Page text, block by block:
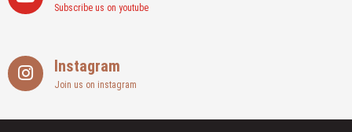
Subscribe us on youtube
Instagram
Join us on instagram